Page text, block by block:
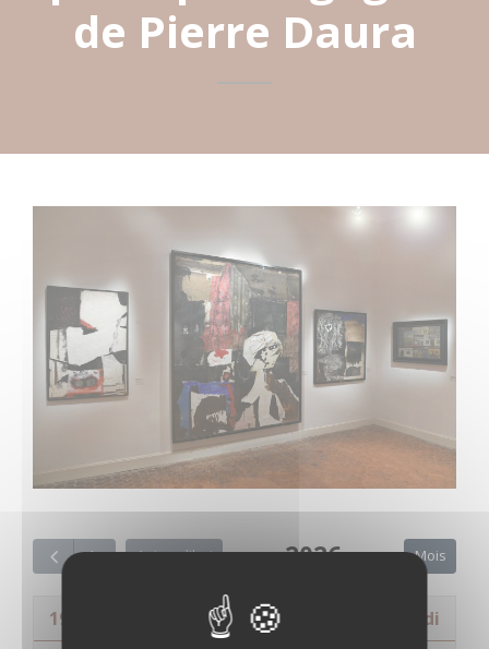
de Pierre Daura
Aujourd'hui 2026 Mois
19 juin 2026
vendredi